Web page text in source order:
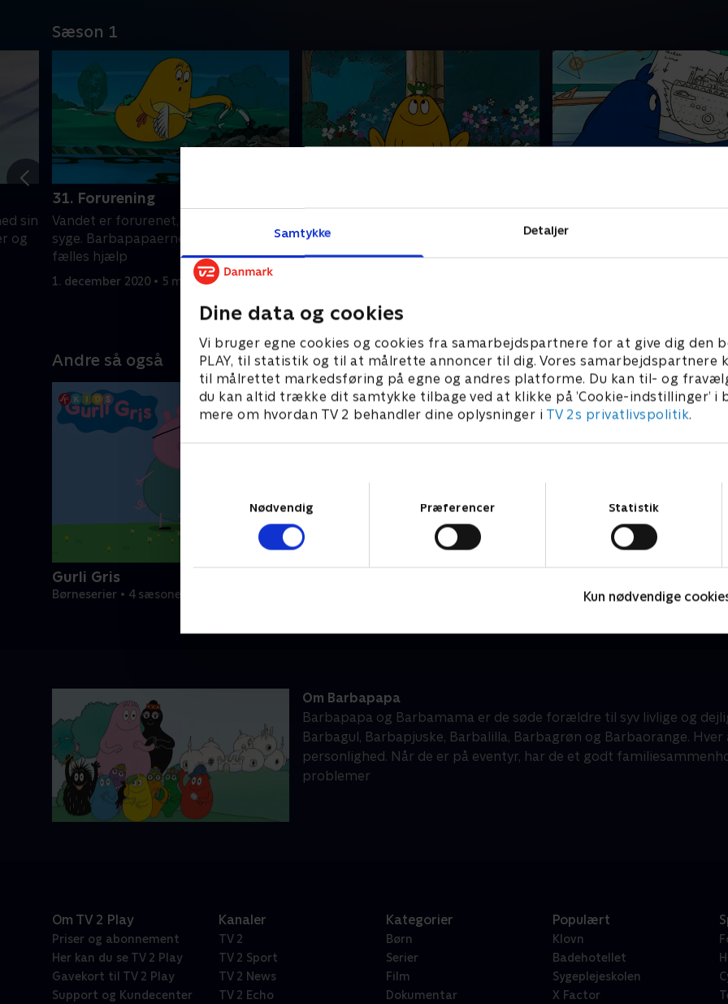
Samtykke Detaljer
Dine data og cookies
Vi bruger egne cookies og cookies fra samarbejdspartnere for at give dig den
PLAY, til statistik og til at målrette annoncer til dig. Vores samarbejdspartnere
til målrettet markedsføring på egne og andres platforme. Du kan til- og
du kan altid trække dit samtykke tilbage ved at klikke på ’Cookie-indstillinger’ i
mere om hvordan TV 2 behandler dine oplysninger i TV 2s privatlivspolitik.
Nødvendig
Præferencer Statistik
Kun nødvendige
Sæson 1
sin
og
31. Forurening
Vandet er forurenet, og dyrene bliver
syge. Barbapapaerne plejer dem ved
fælles hjælp
1. december 2020 • 5 min
og møder en fugleunge, der er faldet
ud af reden. Han falder i søvn ved
Andre så også
Gurli Gris
Børneserier • 4 sæsoner
Om Barbapapa
Barbapapa og Barbamama er de søde forældre til syv livlige og
Barbagul, Barbapjuske, Barbalilla, Barbagrøn og Barbaorange.
personlighed. Når de er på eventyr, har de et godt
problemer
Om TV 2 Play
Priser og abonnement
Her kan du se TV 2 Play
Gavekort til TV 2 Play
Support og Kundecenter
Kanaler
TV 2
TV 2 Sport
TV 2 News
TV 2 Echo
Kategorier
Børn
Serier
Film
Dokumentar
Populært
Klovn
Badehotellet
Sygeplejeskolen
X Factor